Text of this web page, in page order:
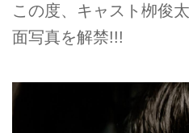
この度、キャスト栁俊
面写真を解禁!!!